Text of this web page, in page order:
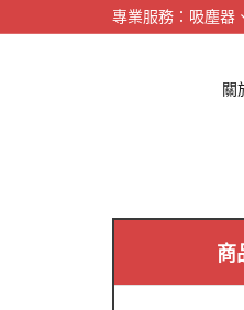
專業服務：吸塵器
關
商